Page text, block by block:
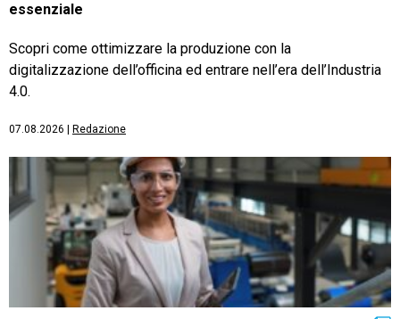
essenziale
Scopri come ottimizzare la produzione con la
digitalizzazione dell’officina ed entrare nell’era dell’Industria
4.0.
07.08.2026 Redazione